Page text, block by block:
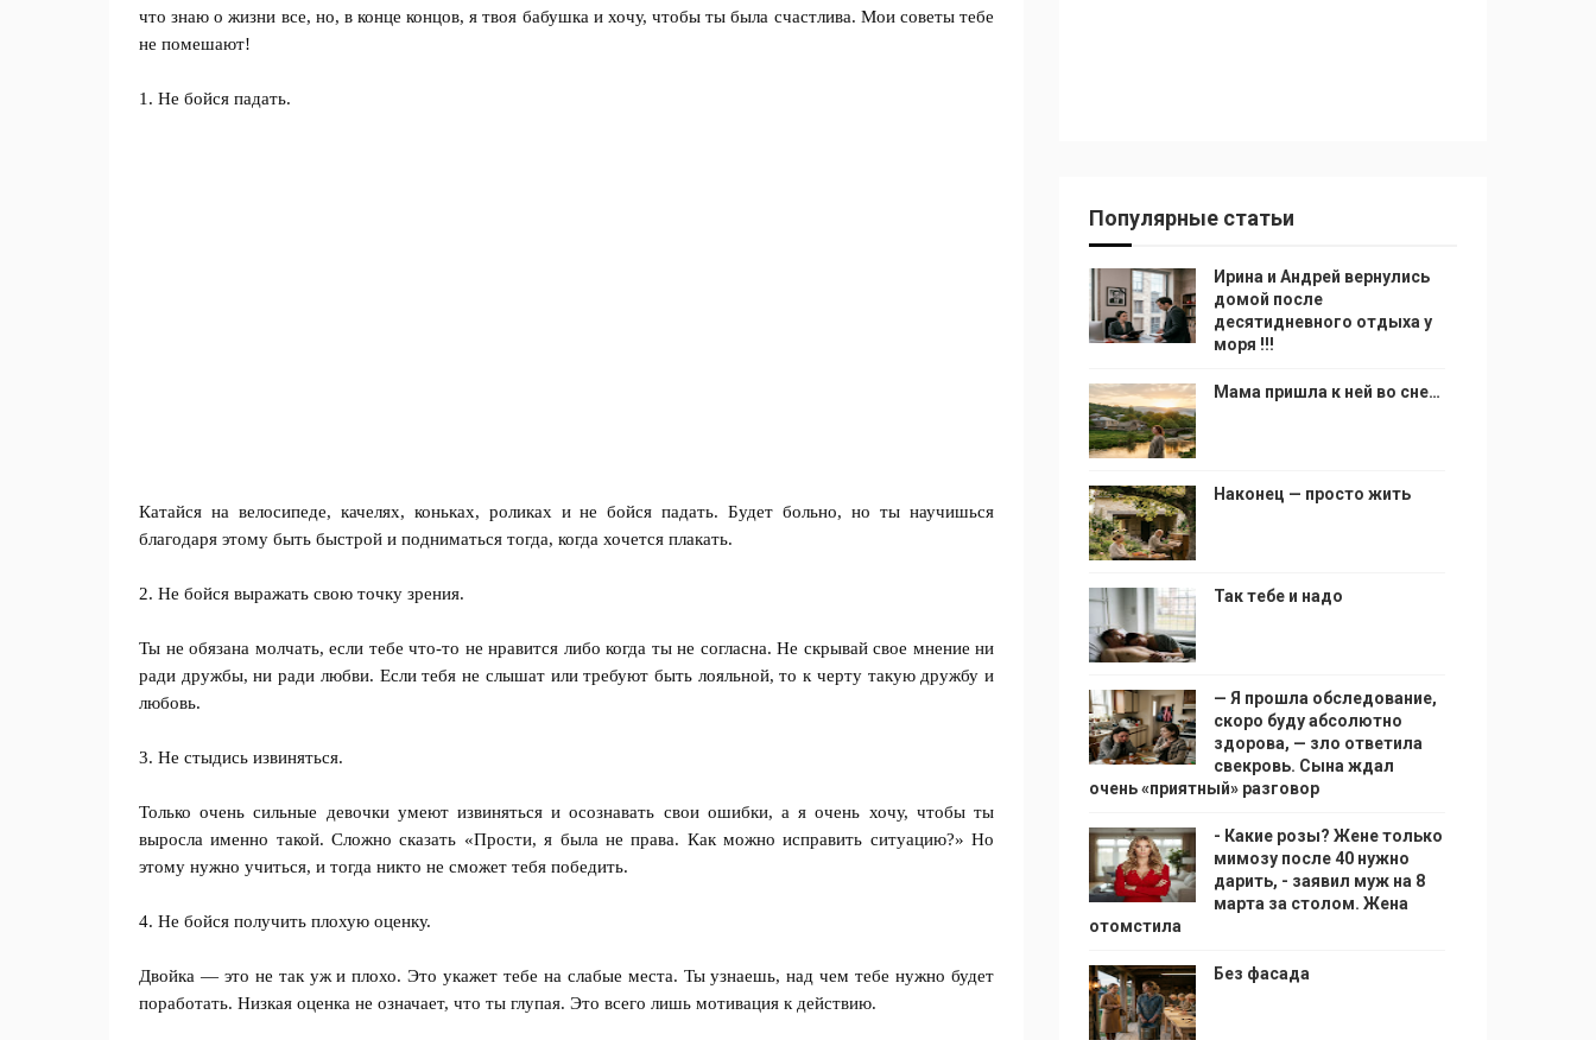
что знаю о жизни все, но, в конце концов, я твоя бабушка и хочу, чтобы ты была счастлива. Мои советы тебе
не помешают!
1. Не бойся падать.
Катайся на велосипеде, качелях, коньках, роликах и не бойся падать. Будет больно, но ты научишься
благодаря этому быть быстрой и подниматься тогда, когда хочется плакать.
2. Не бойся выражать свою точку зрения.
Ты не обязана молчать, если тебе что-то не нравится либо когда ты не согласна. Не скрывай свое мнение ни
ради дружбы, ни ради любви. Если тебя не слышат или требуют быть лояльной, то к черту такую дружбу и
любовь.
3. Не стыдись извиняться.
Только очень сильные девочки умеют извиняться и осознавать свои ошибки, а я очень хочу, чтобы ты
выросла именно такой. Сложно сказать «Прости, я была не права. Как можно исправить ситуацию?» Но
этому нужно учиться, и тогда никто не сможет тебя победить.
4. Не бойся получить плохую оценку.
Двойка — это не так уж и плохо. Это укажет тебе на слабые места. Ты узнаешь, над чем тебе нужно будет
поработать. Низкая оценка не означает, что ты глупая. Это всего лишь мотивация к действию.
Популярные статьи
Ирина и Андрей вернулись
домой после
десятидневного отдыха у
моря !!!
Мама пришла к ней во сне…
Наконец — просто жить
Так тебе и надо
— Я прошла обследование,
скоро буду абсолютно
здорова, — зло ответила
свекровь. Сына ждал
очень «приятный» разговор
- Какие розы? Жене только
мимозу после 40 нужно
дарить, - заявил муж на 8
марта за столом. Жена
отомстила
Без фасада